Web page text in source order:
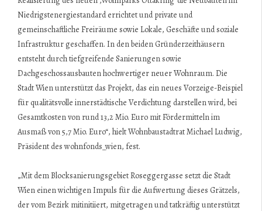
Niedrigstenergiestandard errichtet und private und
gemeinschaftliche Freiräume sowie Lokale, Geschäfte und soziale
Infrastruktur geschaffen. In den beiden Gründerzeithäusern
entsteht durch tiefgreifende Sanierungen sowie
Dachgeschossausbauten hochwertiger neuer Wohnraum. Die
Stadt Wien unterstützt das Projekt, das ein neues Vorzeige-Beispiel
für qualitätsvolle innerstädtische Verdichtung darstellen wird, bei
Gesamtkosten von rund 13,2 Mio. Euro mit Fördermitteln im
Ausmaß von 5,7 Mio. Euro“, hielt Wohnbaustadtrat Michael Ludwig,
Präsident des wohnfonds_wien, fest.
„Mit dem Blocksanierungsgebiet Roseggergasse setzt die Stadt
Wien einen wichtigen Impuls für die Aufwertung dieses Grätzels,
der vom Bezirk mitinitiiert, mitgetragen und tatkräftig unterstützt